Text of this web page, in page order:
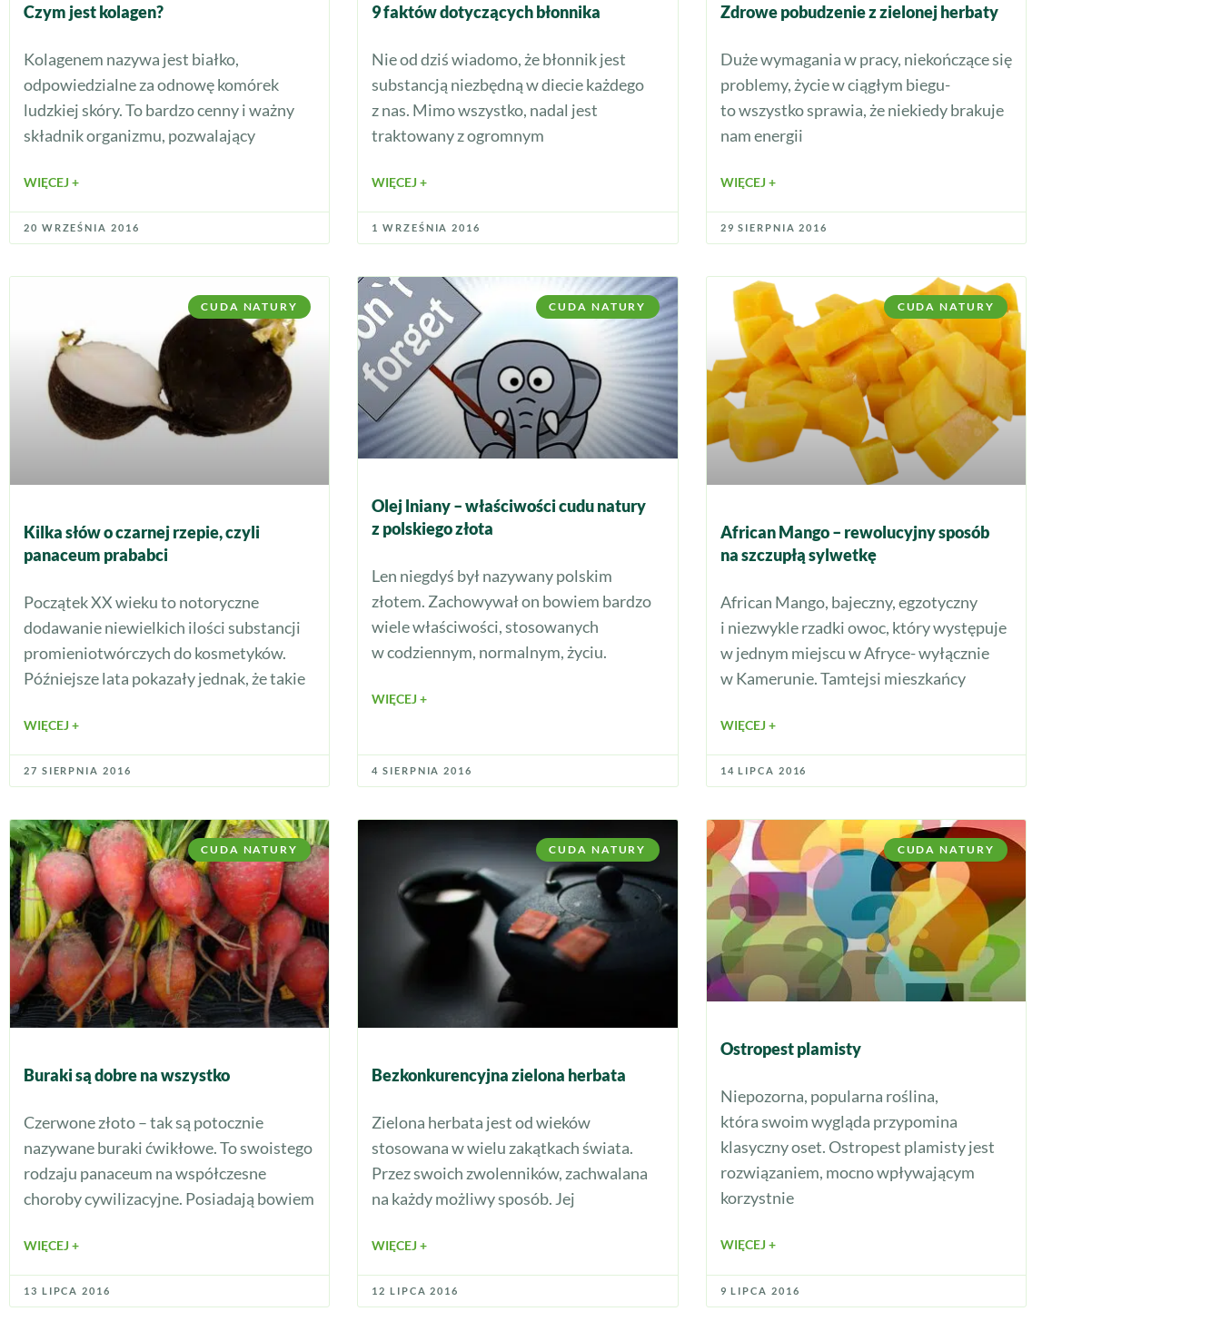
Czym jest kolagen?
Kolagenem nazywa jest białko,
odpowiedzialne za odnowę komórek
ludzkiej skóry. To bardzo cenny i ważny
składnik organizmu, pozwalający
WIĘCEJ +
20 WRZEŚNIA 2016
9 faktów dotyczących błonnika
Nie od dziś wiadomo, że błonnik jest
substancją niezbędną w diecie każdego
z nas. Mimo wszystko, nadal jest
traktowany z ogromnym
WIĘCEJ +
1 WRZEŚNIA 2016
Zdrowe pobudzenie z zielonej herbaty
Duże wymagania w pracy, niekończące się
problemy, życie w ciągłym biegu-
to wszystko sprawia, że niekiedy brakuje
nam energii
WIĘCEJ +
29 SIERPNIA 2016
CUDA NATURY
Kilka słów o czarnej rzepie, czyli
panaceum prababci
Początek XX wieku to notoryczne
dodawanie niewielkich ilości substancji
promieniotwórczych do kosmetyków.
Późniejsze lata pokazały jednak, że takie
WIĘCEJ +
27 SIERPNIA 2016
CUDA NATURY
Olej lniany – właściwości cudu natury
z polskiego złota
Len niegdyś był nazywany polskim
złotem. Zachowywał on bowiem bardzo
wiele właściwości, stosowanych
w codziennym, normalnym, życiu.
WIĘCEJ +
4 SIERPNIA 2016
CUDA NATURY
African Mango – rewolucyjny sposób
na szczupłą sylwetkę
African Mango, bajeczny, egzotyczny
i niezwykle rzadki owoc, który występuje
w jednym miejscu w Afryce- wyłącznie
w Kamerunie. Tamtejsi mieszkańcy
WIĘCEJ +
14 LIPCA 2016
CUDA NATURY
Buraki są dobre na wszystko
Czerwone złoto – tak są potocznie
nazywane buraki ćwikłowe. To swoistego
rodzaju panaceum na współczesne
choroby cywilizacyjne. Posiadają bowiem
WIĘCEJ +
13 LIPCA 2016
CUDA NATURY
Bezkonkurencyjna zielona herbata
Zielona herbata jest od wieków
stosowana w wielu zakątkach świata.
Przez swoich zwolenników, zachwalana
na każdy możliwy sposób. Jej
WIĘCEJ +
12 LIPCA 2016
CUDA NATURY
Ostropest plamisty
Niepozorna, popularna roślina,
która swoim wygląda przypomina
klasyczny oset. Ostropest plamisty jest
rozwiązaniem, mocno wpływającym
korzystnie
WIĘCEJ +
9 LIPCA 2016